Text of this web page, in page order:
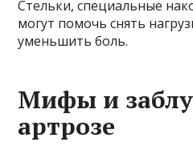
Стельки, специальные
могут помочь снять
уменьшить боль.
Мифы и
артрозе